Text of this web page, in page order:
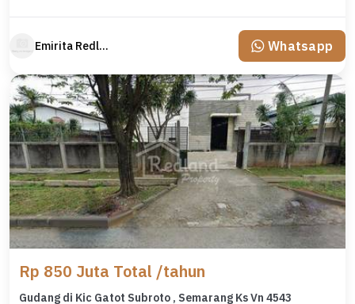
Emirita Redland Whatsapp
Rp 850 Juta Total /tahun
Gudang di Kic Gatot Subroto , Semarang Ks Vn 4543